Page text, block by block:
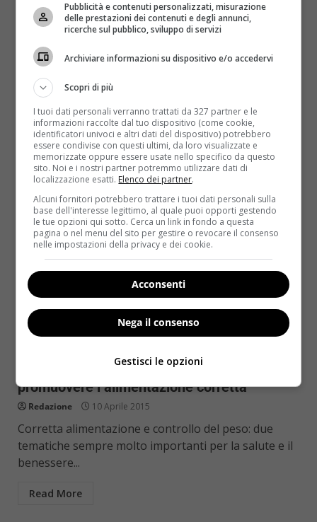
“La felicità si costruisce a tavola”, parola di
Aboca e del dottor Pier Luigi Rossi
Carlotta Giuliano 11 Febbraio 2019
Aboca, azienda leader nell’innovazione terapeutica
naturale, è in tour. Il dottor Pier Luigi Rossi, medico
specialista in...
Read More
Notizie
Aboca, #iopesolamiasalute: un tour per
promuovere l’alimentazione corretta
Redazione 10 Aprile 2015
Corretta alimentazione e controllo del peso: due
tematiche sempre molto importanti per la salute e il
benessere...
Read More
Pubblicità e contenuti personalizzati, misurazione
delle prestazioni dei contenuti e degli annunci,
ricerche sul pubblico, sviluppo di servizi
Archiviare informazioni su dispositivo e/o accedervi
Scopri di più
I tuoi dati personali verranno trattati da 327 partner e le
informazioni raccolte dal tuo dispositivo (come cookie,
identificatori univoci e altri dati del dispositivo) potrebbero
essere condivise con questi ultimi, da loro visualizzate e
memorizzate oppure essere usate nello specifico da questo
sito. Noi e i nostri partner potremmo utilizzare dati di
localizzazione esatti. Elenco dei partner.
Alcuni fornitori potrebbero trattare i tuoi dati personali sulla
base dell'interesse legittimo, al quale puoi opporti gestendo
le tue opzioni qui sotto. Cerca un link in fondo a questa
pagina o nel menu del sito per gestire o revocare il consenso
nelle impostazioni della privacy e dei cookie.
Acconsenti
Nega il consenso
Gestisci le opzioni